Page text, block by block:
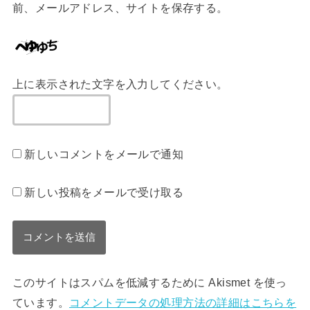
前、メールアドレス、サイトを保存する。
上に表示された文字を入力してください。
新しいコメントをメールで通知
新しい投稿をメールで受け取る
このサイトはスパムを低減するために Akismet を使っ
ています。
コメントデータの処理方法の詳細はこちらを